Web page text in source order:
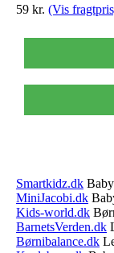
59 kr. (Vis
Smartkidz.dk
MiniJacobi.dk
Kids-world.dk
BarnetsVerden.dk
Børnibalance.dk